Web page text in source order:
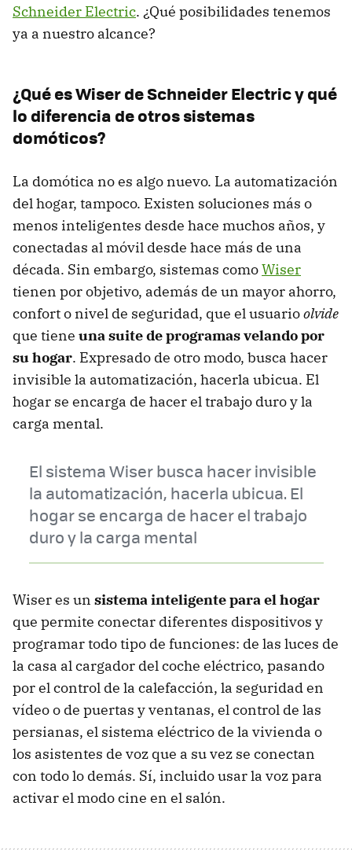
Schneider Electric. ¿Qué posibilidades tenemos
ya a nuestro alcance?
¿Qué es Wiser de Schneider Electric y qué
lo diferencia de otros sistemas
domóticos?
La domótica no es algo nuevo. La automatización
del hogar, tampoco. Existen soluciones más o
menos inteligentes desde hace muchos años, y
conectadas al móvil desde hace más de una
década. Sin embargo, sistemas comoWiser
tienen por objetivo, además de un mayor ahorro,
confort o nivel de seguridad, que el usuarioolvide
que tiene una suite de programas velando por
su hogar. Expresado de otro modo, busca hacer
invisible la automatización, hacerla ubicua. El
hogar se encarga de hacer el trabajo duro y la
carga mental.
El sistema Wiser busca hacer invisible
la automatización, hacerla ubicua. El
hogar se encarga de hacer el trabajo
duro y la carga mental
Wiser es un sistema inteligente para el hogar
que permite conectar diferentes dispositivos y
programar todo tipo de funciones: de las luces de
la casa al cargador del coche eléctrico, pasando
por el control de la calefacción, la seguridad en
vídeo o de puertas y ventanas, el control de las
persianas, el sistema eléctrico de la vivienda o
los asistentes de voz que a su vez se conectan
con todo lo demás. Sí, incluido usar la voz para
activar el modo cine en el salón.